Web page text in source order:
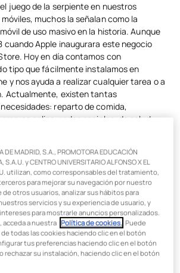
juego de la serpiente en nuestros
muchos la señalan como la
de uso masivo en la historia. Aunque
cuando Apple inaugurara este negocio
Hoy en día contamos con
tipo que fácilmente instalamos en
y nos ayuda a realizar cualquier tarea o a
Actualmente, existen tantas
reparto de comida,
online, redes sociales, de salud,
para beber agua. Cada persona
que tengamos herramientas a
individuales de cada persona.
promedio utiliza 9 aplicaciones
mes un total de 30 las aplicaciones que
nuestra vida cambia gracias a ellas,
mucho más fácil. Y no solo llama la
de estas herramientas, también sus
su importancia en el mundo.
DE MADRID, S.A., PROMOTORA EDUCACIÓN
S.A.U. y CENTRO UNIVERSITARIO ALFONSO X EL
utilizan, como corresponsables del tratamiento,
para mejorar su navegación por nuestro
otros usuarios, analizar sus hábitos para
servicios y su experiencia de usuario, y
para mostrarle anuncios personalizados.
acceda a nuestra Política de cookies. . Puede
todas las cookies haciendo clic en el botón
tus preferencias haciendo clic en el botón
rechazar su instalación, haciendo clic en el botón